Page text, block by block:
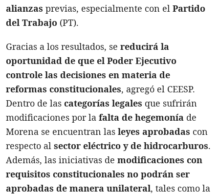
alianzas previas, especialmente con el Partido
del Trabajo (PT).
Gracias a los resultados, se reducirá la
oportunidad de que el Poder Ejecutivo
controle las decisiones en materia de
reformas constitucionales, agregó el CEESP.
Dentro de las categorías legales que sufrirán
modificaciones por la falta de hegemonía de
Morena se encuentran las leyes aprobadas con
respecto al sector eléctrico y de hidrocarburos.
Además, las iniciativas de modificaciones con
requisitos constitucionales no podrán ser
aprobadas de manera unilateral, tales como la